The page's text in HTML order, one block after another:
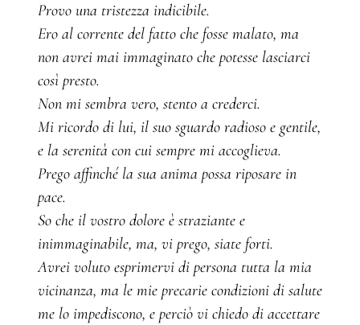
Provo una tristezza indicibile.
Ero al corrente del fatto che fosse malato, ma
non avrei mai immaginato che potesse lasciarci
così presto.
Non mi sembra vero, stento a crederci.
Mi ricordo di lui, il suo sguardo radioso e gentile,
e la serenità con cui sempre mi accoglieva.
Prego affinché la sua anima possa riposare in
pace.
So che il vostro dolore è straziante e
inimmaginabile, ma, vi prego, siate forti.
Avrei voluto esprimervi di persona tutta la mia
vicinanza, ma le mie precarie condizioni di salute
me lo impediscono, e perciò vi chiedo di accettare